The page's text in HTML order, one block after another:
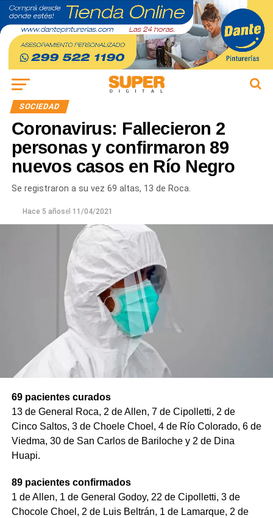
SOCIEDAD
Coronavirus: Fallecieron 2
personas y confirmaron 89
nuevos casos en Río Negro
Se registraron a su vez 69 altas, 13 de Roca.
Hace 5 añosel 11/04/2021
69 pacientes curados
13 de General Roca, 2 de Allen, 7 de Cipolletti, 2 de
Cinco Saltos, 3 de Choele Choel, 4 de Río Colorado, 6 de
Viedma, 30 de San Carlos de Bariloche y 2 de Dina
Huapi.
89 pacientes confirmados
1 de Allen, 1 de General Godoy, 22 de Cipolletti, 3 de
Chocole Choel, 2 de Luis Beltrán, 1 de Lamarque, 2 de